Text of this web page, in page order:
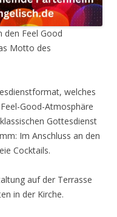
den Feel Good
Motto des
welches
Good-Atmosphäre
Gottesdienst
Im Anschluss an den
Cocktails.
auf der Terrasse
in der Kirche.